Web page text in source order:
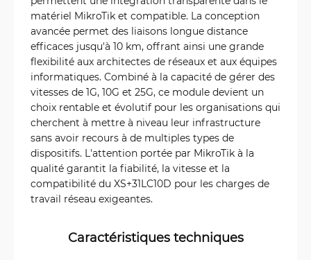
matériel MikroTik et compatible. La conception
avancée permet des liaisons longue distance
efficaces jusqu'à 10 km, offrant ainsi une grande
flexibilité aux architectes de réseaux et aux équipes
informatiques. Combiné à la capacité de gérer des
vitesses de 1G, 10G et 25G, ce module devient un
choix rentable et évolutif pour les organisations qui
cherchent à mettre à niveau leur infrastructure
sans avoir recours à de multiples types de
dispositifs. L'attention portée par MikroTik à la
qualité garantit la fiabilité, la vitesse et la
compatibilité du XS+31LC10D pour les charges de
travail réseau exigeantes.
Caractéristiques techniques